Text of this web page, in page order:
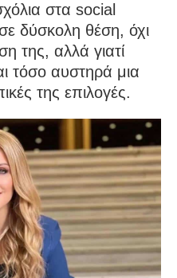
στα social
δύσκολη θέση, όχι
της, αλλά γιατί
τόσο αυστηρά μια
της επιλογές.